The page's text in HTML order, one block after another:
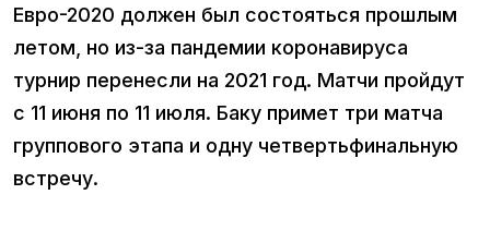
Евро-2020 должен был состояться прошлым
летом, но из-за пандемии коронавируса
турнир перенесли на 2021 год. Матчи пройдут
с 11 июня по 11 июля. Баку примет три матча
группового этапа и одну четвертьфинальную
встречу.